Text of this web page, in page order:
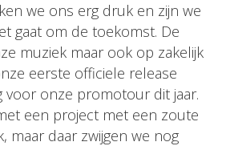
we ons erg druk en zijn we
gaat om de toekomst. De
muziek maar ook op zakelijk
eerste officiele release
voor onze promotour dit jaar.
een project met een zoute
maar daar zwijgen we nog